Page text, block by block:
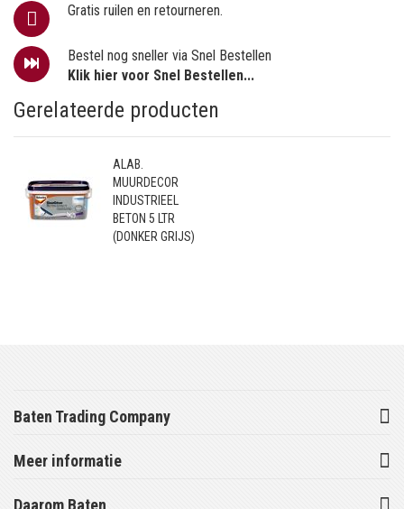
Gratis ruilen en retourneren.
Bestel nog sneller via Snel Bestellen
Klik hier voor Snel Bestellen...
Gerelateerde producten
ALAB.
MUURDECOR
INDUSTRIEEL
BETON 5 LTR
(DONKER GRIJS)
Baten Trading Company
Meer informatie
Daarom Baten